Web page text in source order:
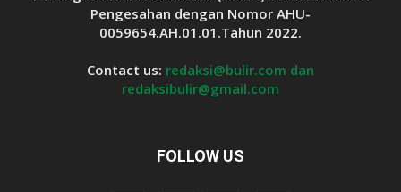
Pengesahan dengan Nomor AHU-
0059654.AH.01.01.Tahun 2022.
Contact us: redaksi@bulir.com dan
redaksibulir@gmail.com
FOLLOW US